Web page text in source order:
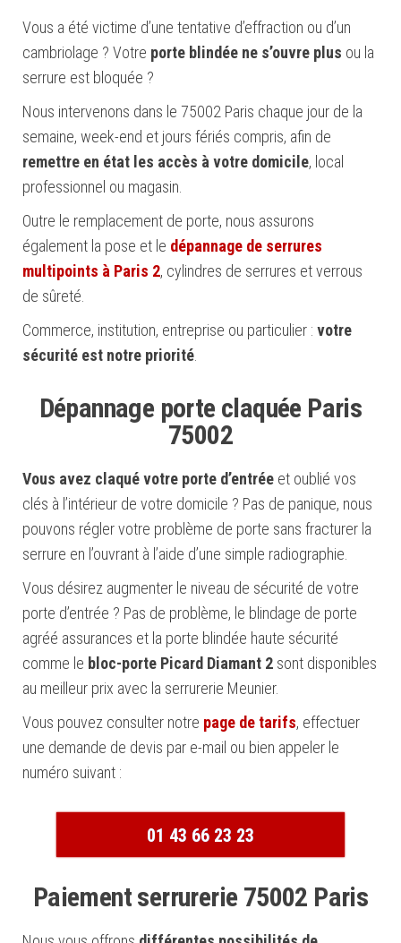
Vous a été victime d’une tentative d’effraction ou d’un
cambriolage ? Votre porte blindée ne s’ouvre plus ou la
serrure est bloquée ?
Nous intervenons dans le 75002 Paris chaque jour de la
semaine, week-end et jours fériés compris, afin de
remettre en état les accès à votre domicile, local
professionnel ou magasin.
Outre le remplacement de porte, nous assurons
également la pose et le dépannage de serrures
multipoints à Paris 2, cylindres de serrures et verrous
de sûreté.
Commerce, institution, entreprise ou particulier : votre
sécurité est notre priorité
Dépannage porte claquée Paris
75002
Vous avez claqué votre porte d’entrée et oublié vos
clés à l’intérieur de votre domicile ? Pas de panique, nous
pouvons régler votre problème de porte sans fracturer la
serrure en l’ouvrant à l’aide d’une simple radiographie.
Vous désirez augmenter le niveau de sécurité de votre
porte d’entrée ? Pas de problème, le blindage de porte
agréé assurances et la porte blindée haute sécurité
comme le bloc-porte Picard Diamant 2 sont disponibles
au meilleur prix avec la serrurerie Meunier.
Vous pouvez consulter notre page de tarifs, effectuer
une demande de devis par e-mail ou bien appeler le
numéro suivant :
01 43 66 23 23
Paiement serrurerie 75002 Paris